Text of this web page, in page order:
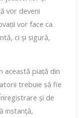
vor deveni
vor face ca
ci și sigură,
această piață din
trebuie să fie
și de
instanță,